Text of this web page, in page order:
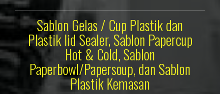
Sablon Gelas / Cup Plastik dan
Plastik lid Sealer, Sablon Papercup
Hot & Cold, Sablon
Paperbowl/Papersoup, dan Sablon
Plastik Kemasan